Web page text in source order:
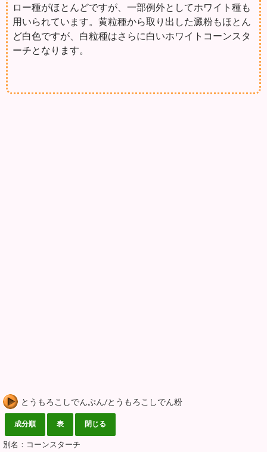
ロー種がほとんどですが、一部例外としてホワイト種も
用いられています。黄粒種から取り出した澱粉もほとん
ど白色ですが、白粒種はさらに白いホワイトコーンスタ
ーチとなります。
とうもろこしでんぷん/とうもろこしでん粉
別名：コーンスターチ